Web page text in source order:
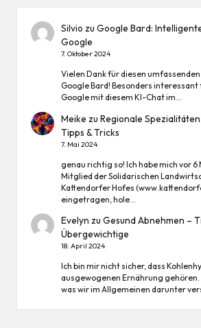
Silvio zuGoogle Bard:
Google
7. Oktober 2024
Vielen Dank für diesen
Google Bard! Besonders interessant
Google mit diesem KI-Chat im…
Meike zuRegionale
Tipps & Tricks
7. Mai 2024
genau richtig so! Ich habe mich vor 6
Mitglied der Solidarischen
Kattendorfer Hofes
eingetragen, hole…
Evelyn zuGesund Abnehmen –
Übergewichtige
18. April 2024
Ich bin mir nicht sicher, dass
ausgewogenen Ernährung
was wir im Allgemeinen darunter